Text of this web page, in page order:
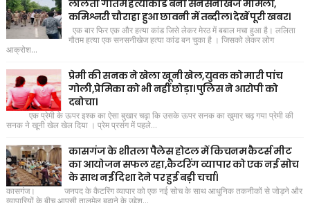
ललिता गौतम हत्याकांड बना सनसनीखेज मामला,
कमिश्नरी चौराहा हुआ छावनी में तब्दील। देखें पूरी खबर।
एक बार फिर एक और हत्या कांड जिसे लेकर मेरठ में बबाल मचा हुआ है। ललिता
गौतम हत्या एक सनसनीखेज हत्या कांड बन चुका है । जिसको लेकर लोग
आक्रोश...
प्रेमी की सनक ने खेला खूनी खेल,युवक को मारी पांच
गोली,प्रेमिका को भी नहीं छोड़ा। पुलिस ने आरोपी को
दबोचा।
एक प्रेमी के ऊपर इश्क का ऐसा बुखार चढ़ा कि उसके ऊपर सनक का खुमार चढ़ गया प्रेमी की
सनक ने खूनी खेल खेल दिया । प्रेम प्रसंग में पहले...
कासगंज के शीतला पैलेस होटल में किचनम कैटर्स मीट
का आयोजन सफल रहा,कैटरिंग व्यापार को एक नई सोच
के साथ नई दिशा देने पर हुई बड़ी चर्चा।
कासगंज। जनपद के कैटरिंग व्यापार को एक नई सोच के साथ आधुनिक तकनीकों से जोड़ने और